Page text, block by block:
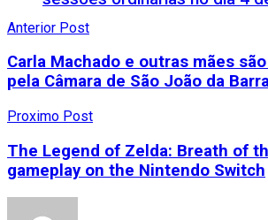
Anterior Post
Carla Machado e outras mães
pela Câmara de São João da
Proximo Post
The Legend of Zelda: Breath of
gameplay on the Nintendo Switch